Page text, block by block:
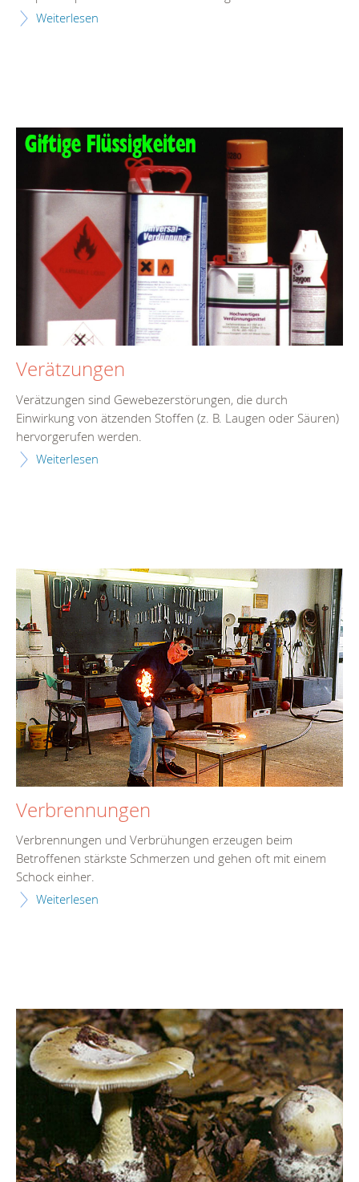
Weiterlesen
Verätzungen
Verätzungen sind Gewebezerstörungen, die durch
Einwirkung von ätzenden Stoffen (z. B. Laugen oder Säuren)
hervorgerufen werden.
Weiterlesen
Verbrennungen
Verbrennungen und Verbrühungen erzeugen beim
Betroffenen stärkste Schmerzen und gehen oft mit einem
Schock einher.
Weiterlesen